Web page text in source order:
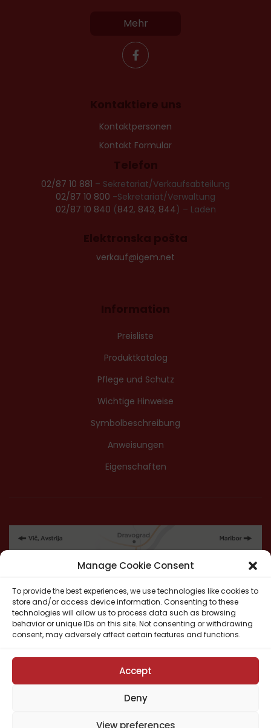
Manage Cookie Consent
To provide the best experiences, we use technologies like cookies to
store and/or access device information. Consenting to these
technologies will allow us to process data such as browsing
behavior or unique IDs on this site. Not consenting or withdrawing
consent, may adversely affect certain features and functions.
Accept
Deny
View preferences
Mehr
Kontaktiere uns
Kontaktpersonen
Kontakt Formular
Telefon
02/87 10 881 – Sekretariat/Verkaufsabteilung
02/87 10 800 -Sekretariat/Verwaltung
02/87 10 840 (842, 843, 844) – Laden
Elektronska pošta
verkauf@igem.net
Information
Preisliste
Produktkatalog
Pflege und Schutz
Wichtige Hinweise
Symbolbeschreibung
Anweisungen
Eigenschaften